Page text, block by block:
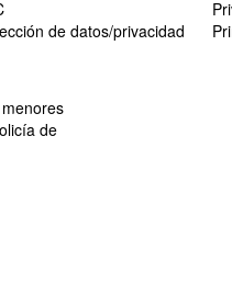
de datos/privacidad
de